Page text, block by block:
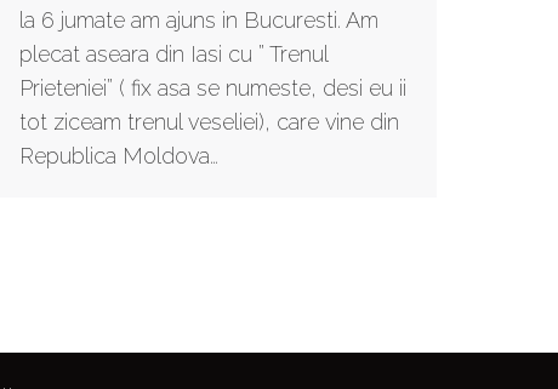
la 6 jumate am ajuns in Bucuresti. Am
plecat aseara din Iasi cu ” Trenul
Prieteniei” ( fix asa se numeste, desi eu ii
tot ziceam trenul veseliei), care vine din
Republica Moldova…